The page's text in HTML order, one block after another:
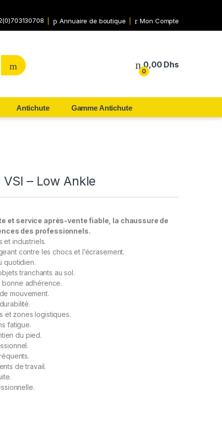
Annuaire de boutique Mon Compte
0
0,00 Dhs
Antichute Gamme Antichute
– Low Ankle
et service après-vente fiable, la chaussure de
des professionnels.
et industriels.
contre les chocs et l’écrasement.
quotidien.
tranchants au sol.
bonne adhérence.
mouvement.
et zones logistiques.
fatigue.
du pied.
de travail.